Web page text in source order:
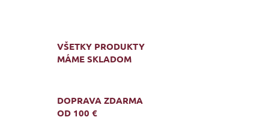
VŠETKY PRODUKTY
MÁME SKLADOM
DOPRAVA ZDARMA
OD 100 €